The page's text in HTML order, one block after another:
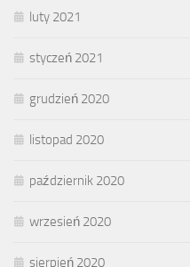
luty 2021
styczeń 2021
grudzień 2020
listopad 2020
październik 2020
wrzesień 2020
sierpień 2020